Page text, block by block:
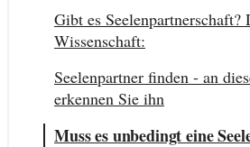
Gibt es Seelenpartnerschaft?
Wissenschaft:
Seelenpartner finden - an
erkennen Sie ihn
Muss es unbedingt eine